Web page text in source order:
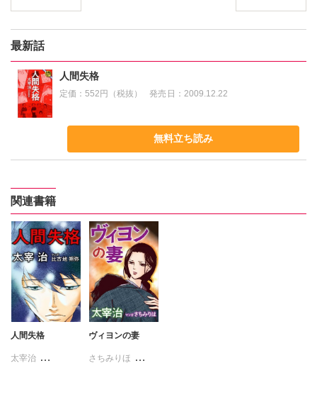
最新話
人間失格
定価：552円（税抜） 発売日： 2009.12.22
無料立ち読み
関連書籍
人間失格
太宰治
ヴィヨンの妻
さちみりほ